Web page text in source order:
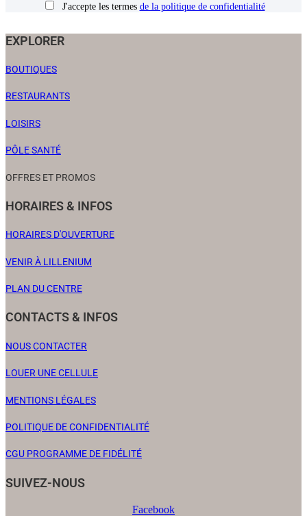
J'accepte les termes de la politique de confidentialité
EXPLORER
BOUTIQUES
RESTAURANTS
LOISIRS
PÔLE SANTÉ
OFFRES ET PROMOS
HORAIRES & INFOS
HORAIRES D'OUVERTURE
VENIR À LILLENIUM
PLAN DU CENTRE
CONTACTS & INFOS
NOUS CONTACTER
LOUER UNE CELLULE
MENTIONS LÉGALES
POLITIQUE DE CONFIDENTIALITÉ
CGU PROGRAMME DE FIDÉLITÉ
SUIVEZ-NOUS
Facebook